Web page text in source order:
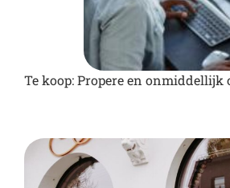
Te koop: Propere en onmiddellijk